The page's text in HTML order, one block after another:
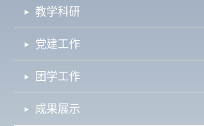
教学科研
党建工作
团学工作
成果展示